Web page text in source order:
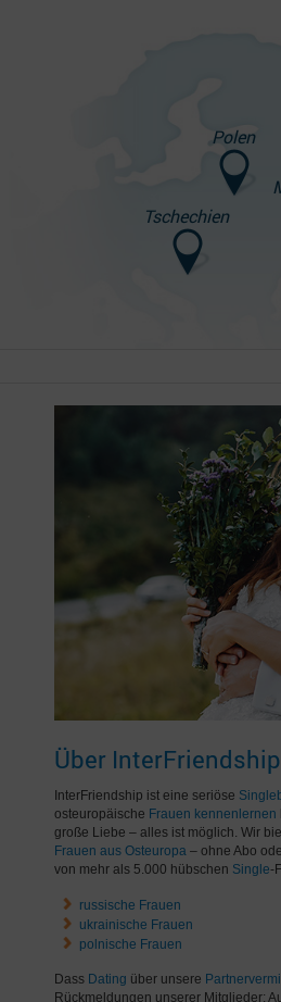
Polen
Tschechien
Über InterFriendship
InterFriendship ist eine seriöse
osteuropäische Frauen kennenlernen
große Liebe – alles ist möglich. Wir
Frauen aus Osteuropa – ohne Abo
von mehr als 5.000 hübschen Single-
russische Frauen
ukrainische Frauen
polnische Frauen
Dass Dating über unsere
Rückmeldungen unserer Mitglieder: